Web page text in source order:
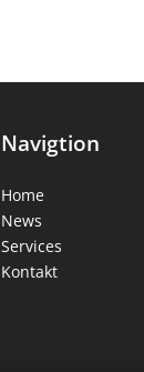
Navigtion
Home
News
Services
Kontakt